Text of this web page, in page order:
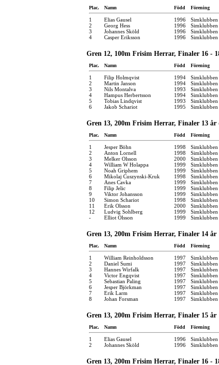
Plac. Namn Född Förening
1 Elias Gausel 1996
Simklubben
2
Georg Hess 1996
3
Johannes Sköld 1996
Simklubben
4
Casper Eriksson 1996
Gren 12, 100m Frisim Herrar, Finaler 16 -
Plac. Namn Född Förening
1 Filip Holmqvist 1994
Simklubben
2
Martin Janson 1994
Simklubben
3
Nils Montalva 1993
Simklubben
4
Hampus Herbertsson 1994
5
Tobias Lindqvist 1993
Simklubben
6
Jakob Schariot 1995 Simklubben
Gren 13, 200m Frisim Herrar, Finaler 13 år
Plac. Namn Född Förening
1 Jesper Böhn 1998
Simklubben
2
Anton Lornell 1998
3
Melker Olsson 2000
4
William W Holappa 1999
5
Noah Griphem 1999
6
Mikolaj Cuszynski-Kruk 1998
Simklubben
7
Anes Cavka 1999
8
Filip Jelic 1999
9
Viktor Johansson 1999
10
Simon Schariot 1998
Simklubben
11
Erik Olsson 2000
12
Ludvig Sohlberg 1999
Simklubben
-
Elliot Olsson 1999
Gren 13, 200m Frisim Herrar, Finaler 14 år
Plac. Namn Född Förening
1 William Reinholdsson 1997
2
Daniel Sumi 1997
3
Hannes Wirfalk 1997
4
Victor Engqvist 1997
Simklubben
5
Sebastian Paling 1997
Simklubben
6
Jesper Björkman 1997
Simklubben
7
Erik Larm 1997
Simklubben
8
Johan Forsman 1997
Gren 13, 200m Frisim Herrar, Finaler 15 år
Plac. Namn Född Förening
1 Elias Gausel 1996
Simklubben
2
Johannes Sköld 1996 Simklubben
Gren 13, 200m Frisim Herrar, Finaler 16 -